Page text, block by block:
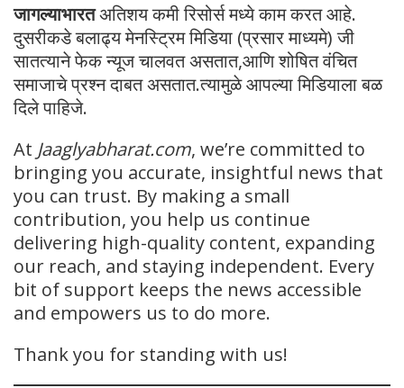
जागल्याभारतअतिशय कमी रिसोर्स मध्ये काम करत आहे.
दुसरीकडे बलाढ्य मेनस्ट्रिम मिडिया (प्रसार माध्यमे) जी
सातत्याने फेक न्यूज चालवत असतात,आणि शोषित वंचित
समाजाचे प्रश्न दाबत असतात.त्यामुळे आपल्या मिडियाला बळ
दिले पाहिजे.
At Jaaglyabharat.com, we’re committed to
bringing you accurate, insightful news that
you can trust. By making a small
contribution, you help us continue
delivering high-quality content, expanding
our reach, and staying independent. Every
bit of support keeps the news accessible
and empowers us to do more.
Thank you for standing with us!